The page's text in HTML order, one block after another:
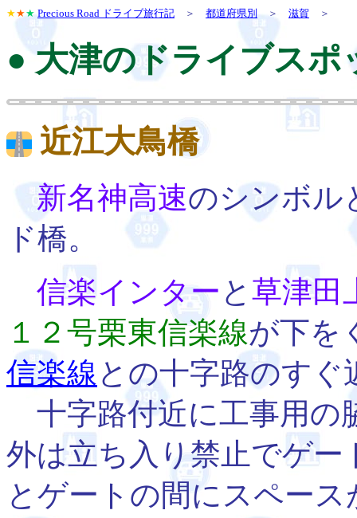
★★★ Precious Road ドライブ旅行記 ＞ 都道府県別＞ 滋賀 ＞
● 大津のドライブスポ
近江大鳥橋
新名神高速のシンボル
ド橋。
信楽インター と 草津田
１２号栗東信楽線が下を
信楽線 との十字路のすぐ
十字路付近に工事用の
外は立ち入り禁止でゲ
とゲートの間にスペー